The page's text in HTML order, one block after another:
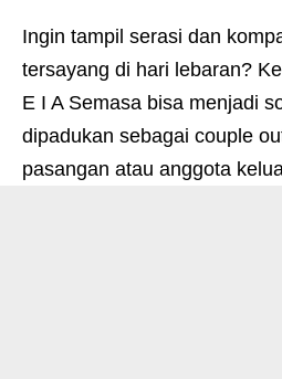
Ingin tampil serasi dan
tersayang di hari lebaran?
E I A Semasa bisa menjadi
dipadukan sebagai couple
pasangan atau anggota